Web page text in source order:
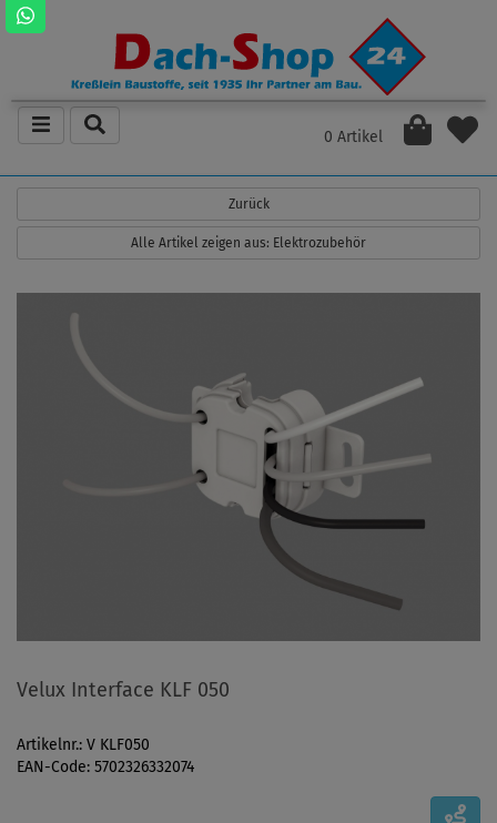
0 Artikel
Zurück
Alle Artikel zeigen aus: Elektrozubehör
Velux Interface KLF 050
Artikelnr.: V KLF050
EAN-Code: 5702326332074